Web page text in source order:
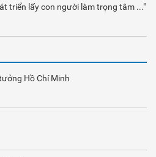
triển lấy con người làm trọng tâm ..."
Hồ Chí Minh